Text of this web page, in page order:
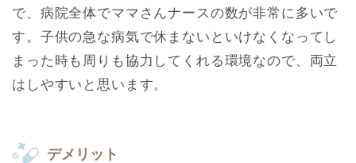
で、病院全体でママさんナースの数が非常に多いで
す。子供の急な病気で休まないといけなくなってし
まった時も周りも協力してくれる環境なので、両立
はしやすいと思います。
デメリット